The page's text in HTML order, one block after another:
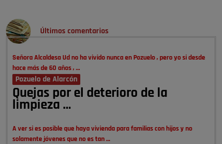
Últimos comentarios
Señora Alcaldesa Ud no ha vivido nunca en Pozuelo , pero yo si desde
hace más de 60 años , …
Pozuelo de Alarcón
Quejas por el deterioro de la
limpieza …
A ver si es posible que haya vivienda para familias con hijos y no
solamente jóvenes que no es tan …